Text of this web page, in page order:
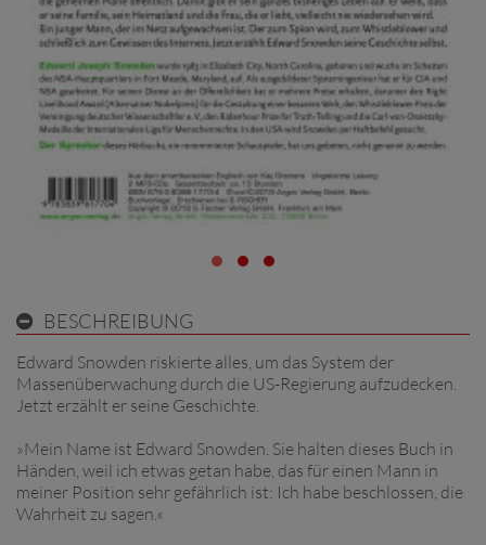
BESCHREIBUNG
Edward Snowden riskierte alles, um das System der
Massenüberwachung durch die US-Regierung aufzudecken.
Jetzt erzählt er seine Geschichte.
»Mein Name ist Edward Snowden. Sie halten dieses Buch in
Händen, weil ich etwas getan habe, das für einen Mann in
meiner Position sehr gefährlich ist: Ich habe beschlossen, die
Wahrheit zu sagen.«